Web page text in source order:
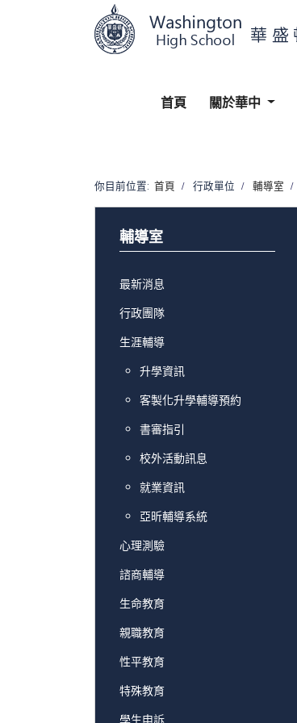
首頁 關於華中
你目前位置: 首頁 行政單位 輔導室
輔導室
最新消息
行政團隊
生涯輔導
升學資訊
客製化升學輔導預約
書審指引
校外活動訊息
就業資訊
亞昕輔導系統
心理測驗
諮商輔導
生命教育
親職教育
性平教育
特殊教育
學生申訴